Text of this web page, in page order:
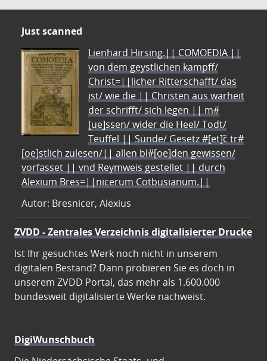
Just scanned
Lienhard Hirsing.|| COMOEDIA ||
von dem geystlichen kampff/
Christ=||licher Ritterschafft/ das
ist/ wie die || Christen aus warheit
der schrifft/ sich legen || m#
[ue]ssen/ wider die Heel/ Todt/
Teuffel || Sünde/ Gesetz #[et]c̃ tr#
[oe]stlich zulesen/|| allen bl#[oe]den gewissen/
vorfasset || vnd Reymweis gestellet || durch
Alexium Bres=||nicerum Cotbusianum.||
Autor: Bresnicer, Alexius
ZVDD - Zentrales Verzeichnis digitalisierter Drucke
Ist Ihr gesuchtes Werk noch nicht in unserem
digitalen Bestand? Dann probieren Sie es doch in
unserem ZVDD Portal, das mehr als 1.600.000
bundesweit digitalisierte Werke nachweist.
DigiWunschbuch